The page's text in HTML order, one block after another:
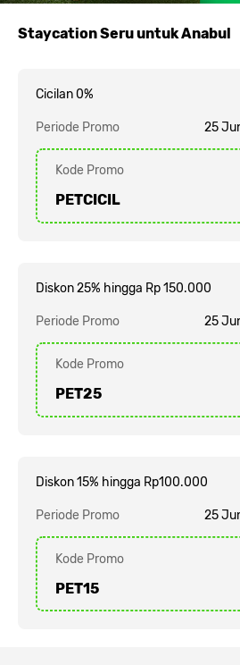
Staycation Seru untuk Anabul
Cicilan 0%
Periode Promo 25
Kode Promo
PETCICIL
Diskon 25% hingga Rp 150.000
Periode Promo 25
Kode Promo
PET25
Diskon 15% hingga Rp100.000
Periode Promo 25
Kode Promo
PET15